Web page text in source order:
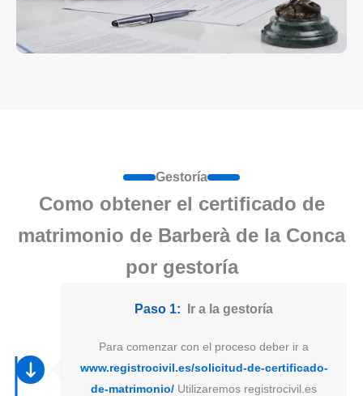
Gestoría
Como obtener el certificado de
matrimonio de Barberà de la Conca
por gestoría
Paso 1: Ir a la gestoría
Para comenzar con el proceso deber ir a
www.registrocivil.es/solicitud-de-certificado-
de-matrimonio/ Utilizaremos registrocivil.es